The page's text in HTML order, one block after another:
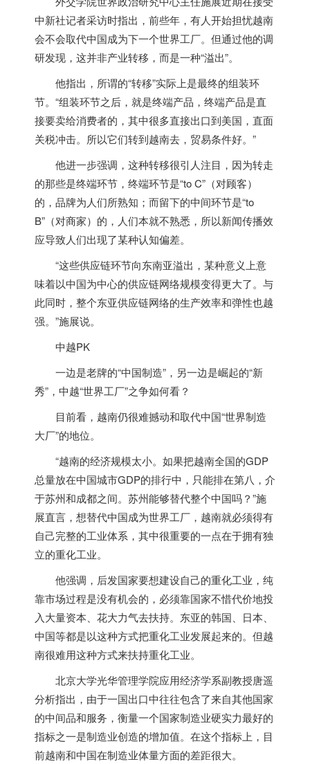
中新社记者采访时指出，前些年，有人开始担忧越南
会不会取代中国成为下一个世界工厂。但通过他的调
研发现，这并非产业转移，而是一种“溢出”。
他指出，所谓的“转移”实际上是最终的组装环
节。“组装环节之后，就是终端产品，终端产品是直
接要卖给消费者的，其中很多直接出口到美国，直面
关税冲击。所以它们转到越南去，贸易条件好。”
他进一步强调，这种转移很引人注目，因为转走
的那些是终端环节，终端环节是“to C”（对顾客）
的，品牌为人们所熟知；而留下的中间环节是“to
B”（对商家）的，人们本就不熟悉，所以新闻传播效
应导致人们出现了某种认知偏差。
“这些供应链环节向东南亚溢出，某种意义上意
味着以中国为中心的供应链网络规模变得更大了。与
此同时，整个东亚供应链网络的生产效率和弹性也越
强。”施展说。
中越PK
一边是老牌的“中国制造”，另一边是崛起的“新
秀”，中越“世界工厂”之争如何看？
目前看， 越南仍很难撼动和取代中国“世界制造
大厂”的地位。
“越南的经济规模太小。如果把越南全国的GDP
总量放在中国城市GDP的排行中，只能排在第八，介
于苏州和成都之间。苏州能够替代整个中国吗？”施
展直言，想替代中国成为世界工厂， 越南就必须得有
自己完整的工业体系，其中很重要的一点在于拥有独
立的重化工业。
他强调，后发国家要想建设自己的重化工业，纯
靠市场过程是没有机会的，必须靠国家不惜代价地投
入大量资本、花大力气去扶持。东亚的韩国、日本、
中国等都是以这种方式把重化工业发展起来的。但越
南很难用这种方式来扶持重化工业。
北京大学光华管理学院应用经济学系副教授唐遥
分析指出，由于一国出口中往往包含了来自其他国家
的中间品和服务，衡量一个国家制造业硬实力最好的
指标之一是制造业创造的增加值。在这个指标上，目
前越南和中国在制造业体量方面的差距很大。